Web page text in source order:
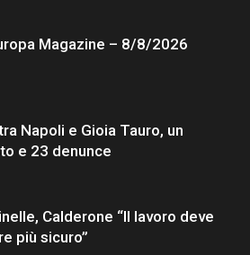
Magazine – 8/8/2026
Napoli e Gioia Tauro, un
e 23 denunce
Calderone “Il lavoro deve
più sicuro”